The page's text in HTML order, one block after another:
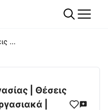
...
| Δες
| Θέσεις
|